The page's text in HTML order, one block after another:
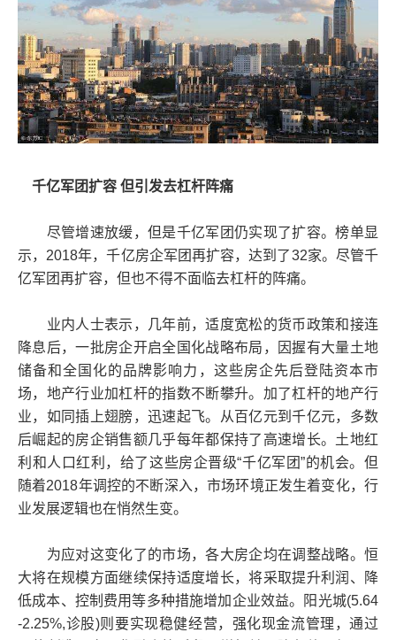
千亿军团扩容 但引发去杠杆阵痛
尽管增速放缓，但是千亿军团仍实现了扩容。榜单显
示，2018年，千亿房企军团再扩容，达到了32家。尽管千
亿军团再扩容，但也不得不面临去杠杆的阵痛。
业内人士表示，几年前，适度宽松的货币政策和接连
降息后，一批房企开启全国化战略布局，因握有大量土地
储备和全国化的品牌影响力，这些房企先后登陆资本市
场，地产行业加杠杆的指数不断攀升。加了杠杆的地产行
业，如同插上翅膀，迅速起飞。从百亿元到千亿元，多数
后崛起的房企销售额几乎每年都保持了高速增长。土地红
利和人口红利，给了这些房企晋级“千亿军团”的机会。但
随着2018年调控的不断深入，市场环境正发生着变化，行
业发展逻辑也在悄然生变。
为应对这变化了的市场，各大房企均在调整战略。恒
大将在规模方面继续保持适度增长，将采取提升利润、降
低成本、控制费用等多种措施增加企业效益。阳光城(5.64
-2.25%,诊股)则要实现稳健经营，强化现金流管理，通过